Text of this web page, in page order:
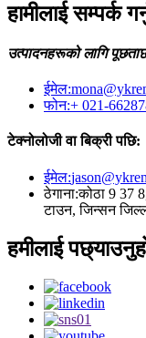
हामीलाई सम्पर्क
उत्पादनहरूको लागि
ईमेल:
फोन:+ 021-
टेक्नोलोजी वा बिक्री पछि:
ईमेल:
ठेगाना:कोठा 9 37
टाउन, जिन्सन
हमीलाई